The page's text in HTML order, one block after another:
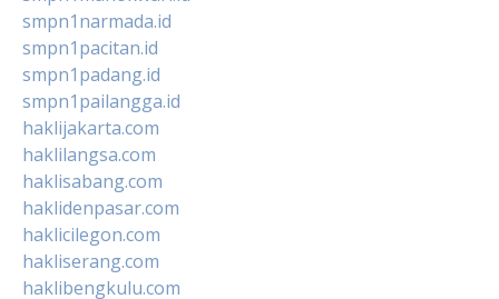
smpn1narmada.id
smpn1pacitan.id
smpn1padang.id
smpn1pailangga.id
haklijakarta.com
haklilangsa.com
haklisabang.com
haklidenpasar.com
haklicilegon.com
hakliserang.com
haklibengkulu.com